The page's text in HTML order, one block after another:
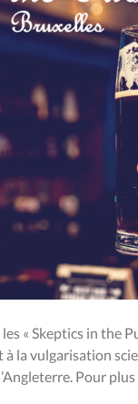
« Skeptics in the
la vulgarisation
Pour plus